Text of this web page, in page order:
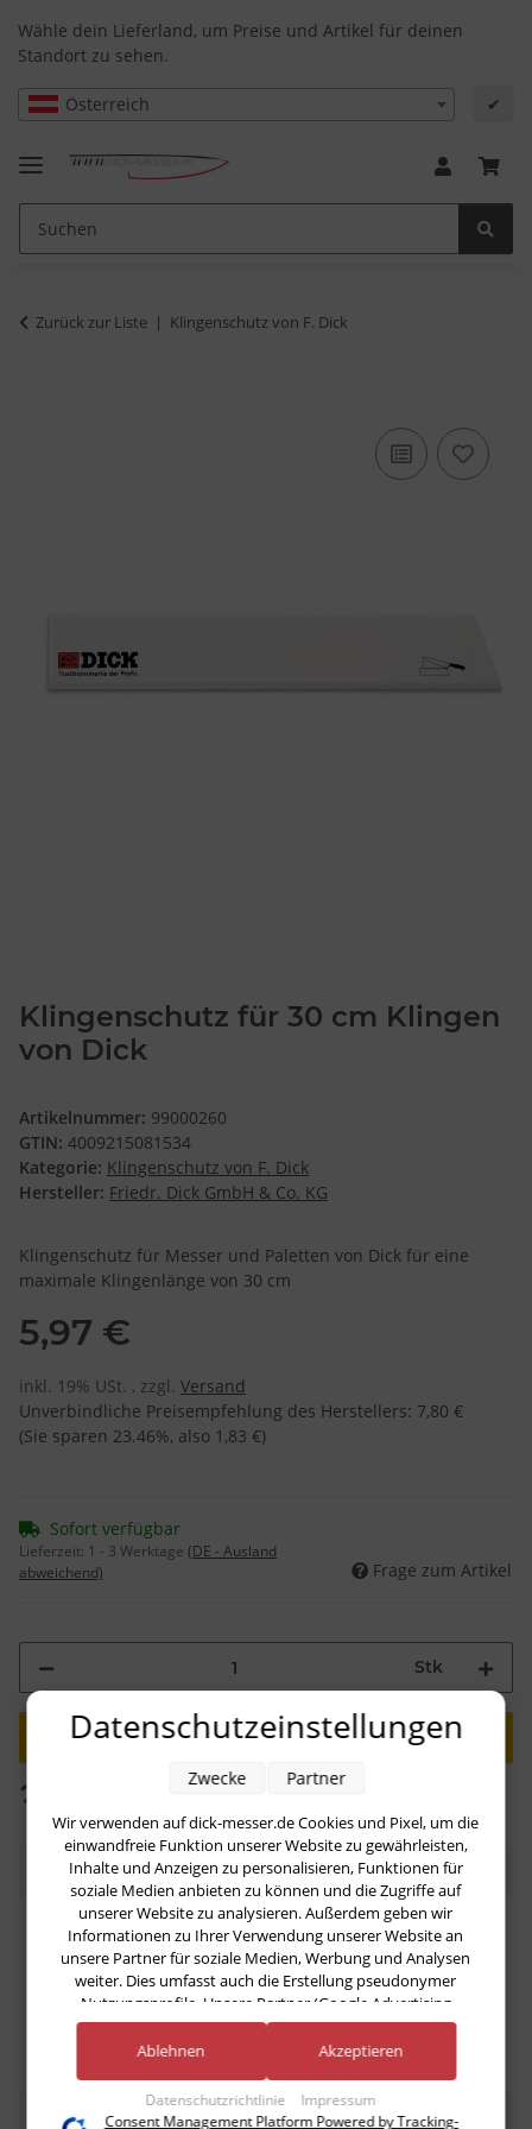
Wähle dein Lieferland, um Preise und Artikel für deinen
Standort zu sehen.
Österreich ✔
Zurück zur Liste Klingenschutz von F. Dick
Klingenschutz für 30 cm Klingen
von Dick
Artikelnummer: 99000260
GTIN: 4009215081534
Kategorie: Klingenschutz von F. Dick
Hersteller: Friedr. Dick GmbH & Co. KG
Klingenschutz für Messer und Paletten von Dick für eine
maximale Klingenlänge von 30 cm
5,97 €
inkl. 19% USt. , zzgl. Versand
Unverbindliche Preisempfehlung des Herstellers: 7,80 €
(Sie sparen 23.46%, also 1,83 €)
Sofort verfügbar
Lieferzeit: 1 - 3 Werktage (DE - Ausland
abweichend)
Frage zum Artikel
Stk
Loading...
Beschreibung
Klingenschutz für Messer und Paletten von Dick für
eine maximale Klingenlänge von 30 cm
Bewertungen
Datenschutzeinstellungen
Wir verwenden auf dick-messer.de Cookies und Pixel, um die
einwandfreie Funktion unserer Website zu gewährleisten,
Inhalte und Anzeigen zu personalisieren, Funktionen für
soziale Medien anbieten zu können und die Zugriffe auf
unserer Website zu analysieren. Außerdem geben wir
Informationen zu Ihrer Verwendung unserer Website an
unsere Partner für soziale Medien, Werbung und Analysen
weiter. Dies umfasst auch die Erstellung pseudonymer
Nutzungsprofile. Unsere Partner (Google Advertising
Products) führen diese Informationen möglicherweise mit
weiteren Daten zusammen, die Sie ihnen bereitgestellt haben
im Rahmen Ihrer Nutzung der Dienste gesammelt haben
(bspw. Nutzungsdaten anderer Geräte). Ihre Einwilligung zur
Datenschutzrichtlinie Impressum
Zwecke Partner
Ablehnen Akzeptieren
Consent Management Platform Powered by Tracking-